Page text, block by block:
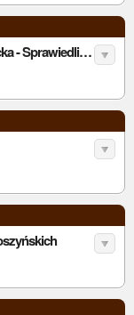
Polacy ratujący Żydów: Maria Winnicka - Sprawiedliwa wśród Narodów Świata